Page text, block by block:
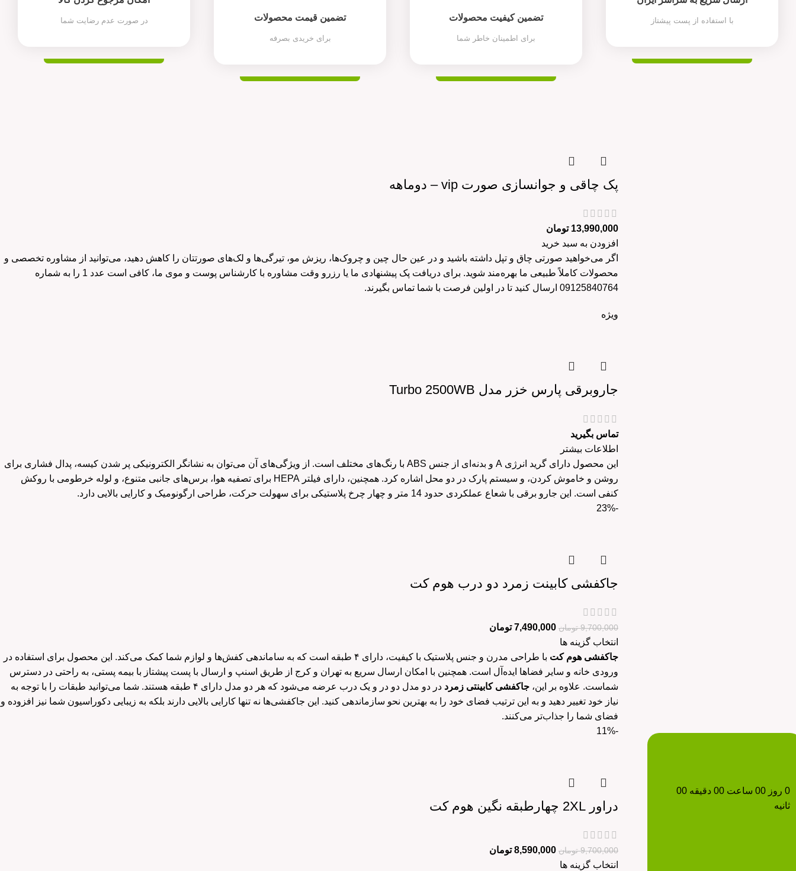
با استفاده از پست پیشتاز تضمین کیفیت محصولات
برای اطمینان خاطر شما
تضمین قیمت محصولات
برای خریدی بصرفه
در صورت عدم رضایت شما
0 روز 00 ساعت 00 دقیقه 00
ثانیه
پک چاقی و جوانسازی صورت vip – دوماهه
13,990,000 تومان
افزودن به سبد خرید
اگر می‌خواهید صورتی چاق و تپل داشته باشید و در عین حال چین و چروک‌ها، ریزش مو، تیرگی‌ها و لک‌های صورتتان را کاهش دهید، می‌توانید از مشاوره تخصصی و
محصولات کاملاً طبیعی ما بهره‌مند شوید. برای دریافت پک پیشنهادی ما یا رزرو وقت مشاوره با کارشناس پوست و موی ما، کافی است عدد 1 را به شماره
09125840764 ارسال کنید تا در اولین فرصت با شما تماس بگیرند.
ویژه
جاروبرقی پارس خزر مدل Turbo 2500WB
تماس بگیرید
اطلاعات بیشتر
این محصول دارای گرید انرژی A و بدنه‌ای از جنس ABS با رنگ‌های مختلف است. از ویژگی‌های آن می‌توان به نشانگر الکترونیکی پر شدن کیسه، پدال فشاری برای
روشن و خاموش کردن، و سیستم پارک در دو محل اشاره کرد. همچنین، دارای فیلتر HEPA برای تصفیه هوا، برس‌های جانبی متنوع، و لوله خرطومی با روکش
کنفی است. این جارو برقی با شعاع عملکردی حدود 14 متر و چهار چرخ پلاستیکی برای سهولت حرکت، طراحی ارگونومیک و کارایی بالایی دارد.
-23%
جاکفشی کابینت زمرد دو درب هوم کت
9,700,000 تومان 7,490,000 تومان
انتخاب گزینه ها
جاکفشی هوم کت
با طراحی مدرن و جنس پلاستیک با کیفیت، دارای ۴ طبقه است که به ساماندهی کفش‌ها و لوازم شما کمک می‌کند. این محصول برای استفاده در
ورودی خانه و سایر فضاها ایده‌آل است. همچنین با امکان ارسال سریع به تهران و کرج از طریق اسنپ و ارسال با پست پیشتاز با بیمه پستی، به راحتی در دسترس
شماست. علاوه بر این،جاکفشی کابینتی زمرد در دو مدل دو در و یک درب
عرضه می‌شود که هر دو مدل دارای ۴ طبقه هستند. شما می‌توانید طبقات را با توجه به
نیاز خود تغییر دهید و به این ترتیب فضای خود را به بهترین نحو سازماندهی کنید. این جاکفشی‌ها نه تنها کارایی بالایی دارند بلکه به زیبایی دکوراسیون شما نیز افزوده و
فضای شما را جذاب‌تر می‌کنند.
-11%
دراور 2XL چهارطبقه نگین هوم کت
9,700,000 تومان 8,590,000 تومان
انتخاب گزینه ها